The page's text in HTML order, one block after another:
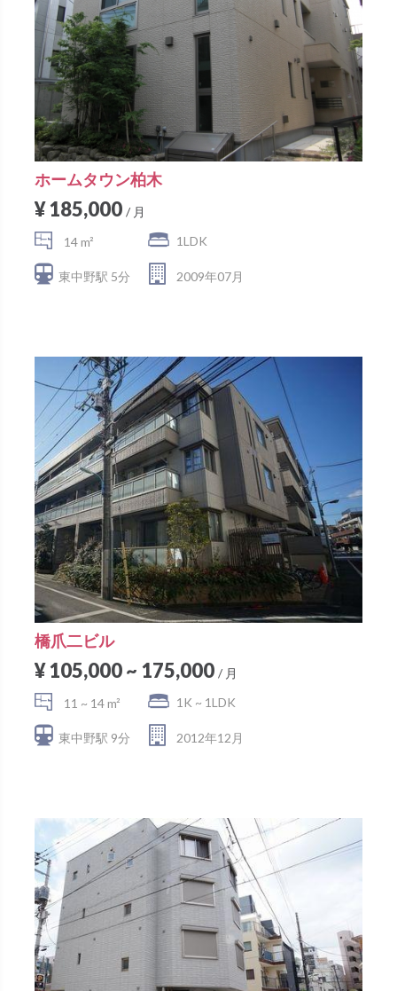
ホームタウン柏木
¥ 185,000 / 月
14 m²
東中野駅 5分
1LDK
2009年07月
橋爪二ビル
¥ 105,000 ~ 175,000 / 月
11 ~ 14 m²
東中野駅 9分
1K ~ 1LDK
2012年12月